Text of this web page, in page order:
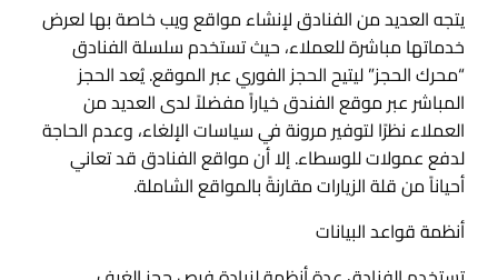
يتجه العديد من الفنادق لإنشاء مواقع ويب خاصة بها لعرض
خدماتها مباشرة للعملاء، حيث تستخدم سلسلة الفنادق
“محرك الحجز” ليتيح الحجز الفوري عبر الموقع. يُعد الحجز
المباشر عبر موقع الفندق خياراً مفضلاً لدى العديد من
العملاء نظرًا لتوفير مرونة في سياسات الإلغاء، وعدم الحاجة
لدفع عمولات للوسطاء. إلا أن مواقع الفنادق قد تعاني
أحياناً من قلة الزيارات مقارنةً بالمواقع الشاملة.
أنظمة قواعد البيانات